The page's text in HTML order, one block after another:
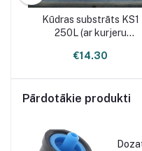
Kūdras substrāts KS1
250L (ar kurjeru
€14.30
Pārdotākie produkti